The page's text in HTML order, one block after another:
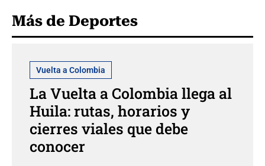
Más de Deportes
Vuelta a Colombia
La Vuelta a Colombia llega al
Huila: rutas, horarios y
cierres viales que debe
conocer